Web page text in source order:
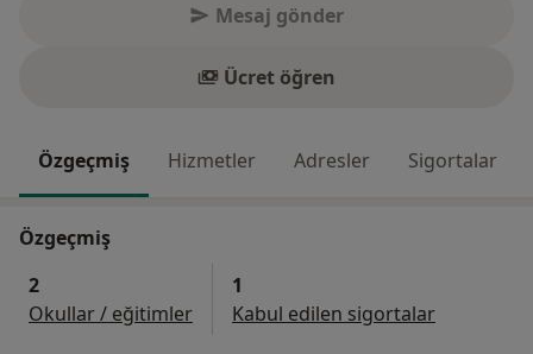
Mesaj gönder
Ücret öğren
Özgeçmiş Hizmetler Adresler Sigortalar
Özgeçmiş
2
Okullar / eğitimler
1
Kabul edilen sigortalar